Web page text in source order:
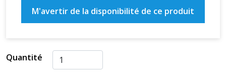
M'avertir de la disponibilité de ce produit
Quantité